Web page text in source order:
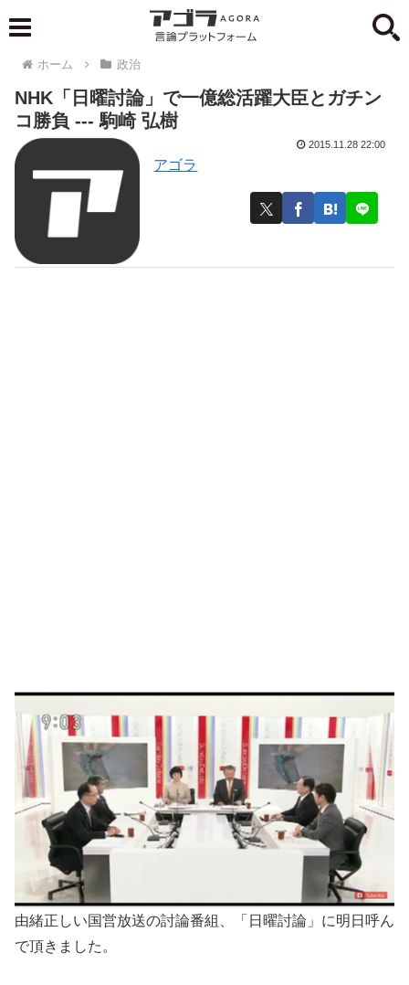
ホーム 政治
NHK「日曜討論」で一億総活躍大臣とガチン
コ勝負 --- 駒崎 弘樹
アゴラ
2015.11.28 22:00
由緒正しい国営放送の討論番組、「日曜討論」に明日呼ん
で頂きました。